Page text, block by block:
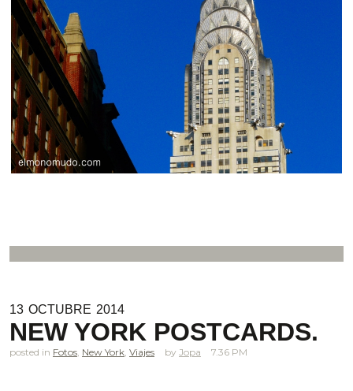
13 OCTUBRE 2014
NEW YORK POSTCARDS.
posted in Fotos, New York, Viajes Jopa 7.36 PM